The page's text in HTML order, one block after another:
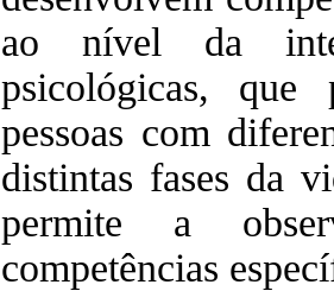
ao nível da
psicológicas, que
pessoas com
distintas fases da
permite a
competências